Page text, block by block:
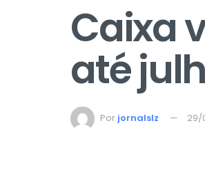
Caixa
até
Por jornalslz 29/